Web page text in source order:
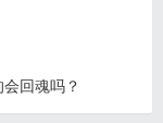
回魂吗？